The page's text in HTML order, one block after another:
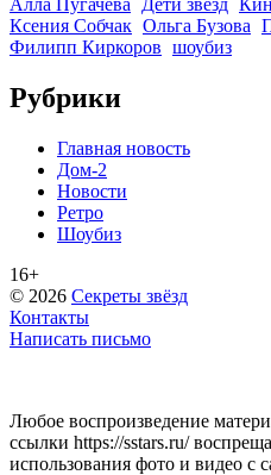
Алла Пугачева Дети звезд
Ксения Собчак Ольга Бузова
Филипп Киркоров шоубиз
Рубрики
Главная новость
Дом-2
Новости
Ретро
Шоубиз
16+
© 2026 Секреты звёзд
Контакты
Написать письмо
Любое воспроизведение
ссылки https://sstars.ru/
использования фото и видео с